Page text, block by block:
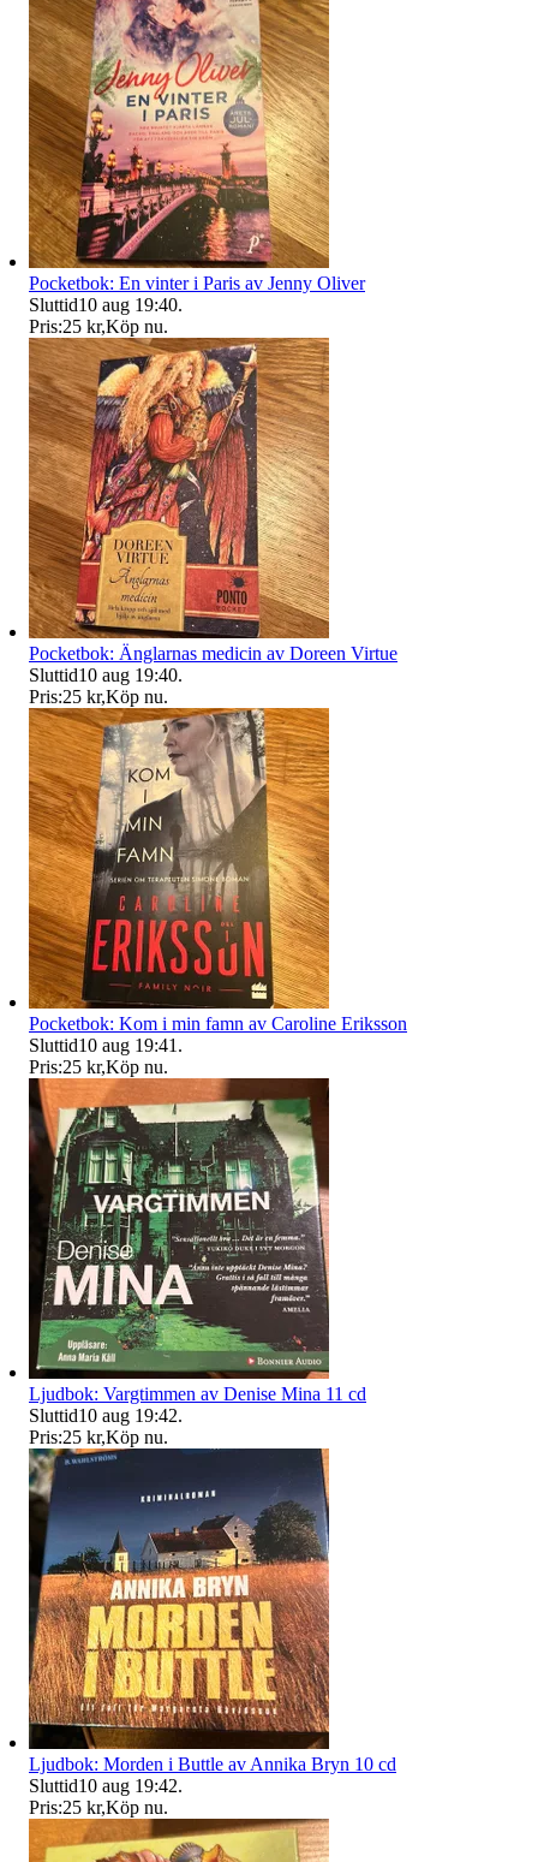
Pocketbok: En vinter i Paris av Jenny Oliver
Sluttid10 aug 19:40.
Pris:25 kr,Köp nu.
Pocketbok: Änglarnas medicin av Doreen Virtue
Sluttid10 aug 19:40.
Pris:25 kr,Köp nu.
Pocketbok: Kom i min famn av Caroline Eriksson
Sluttid10 aug 19:41 .
Pris:25 kr,Köp nu.
Ljudbok: Vargtimmen av Denise Mina 11 cd
Sluttid10 aug 19:42.
Pris:25 kr,Köp nu.
Ljudbok: Morden i Buttle av Annika Bryn 10 cd
Sluttid10 aug 19:42.
Pris:25 kr,Köp nu.